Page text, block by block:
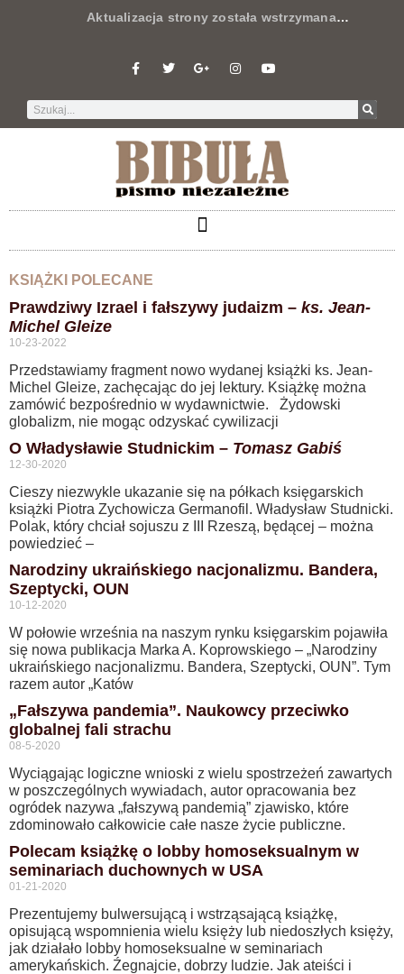
Aktualizacja strony została wstrzymana…
KSIĄŻKI POLECANE
Prawdziwy Izrael i fałszywy judaizm – ks. Jean-
Michel Gleize
10-23-2022
Przedstawiamy fragment nowo wydanej książki ks. Jean-
Michel Gleize, zachęcając do jej lektury. Książkę można
zamówić bezpośrednio w wydawnictwie. Żydowski
globalizm, nie mogąc odzyskać cywilizacji
O Władysławie Studnickim – Tomasz Gabiś
12-30-2020
Cieszy niezwykle ukazanie się na półkach księgarskich
książki Piotra Zychowicza Germanofil. Władysław Studnicki.
Polak, który chciał sojuszu z III Rzeszą, będącej – można
powiedzieć –
Narodziny ukraińskiego nacjonalizmu. Bandera,
Szeptycki, OUN
10-12-2020
W połowie września na naszym rynku księgarskim pojawiła
się nowa publikacja Marka A. Koprowskiego – „Narodziny
ukraińskiego nacjonalizmu. Bandera, Szeptycki, OUN”. Tym
razem autor „Katów
„Fałszywa pandemia”. Naukowcy przeciwko
globalnej fali strachu
08-5-2020
Wyciągając logiczne wnioski z wielu spostrzeżeń zawartych
w poszczególnych wywiadach, autor opracowania bez
ogródek nazywa „fałszywą pandemią” zjawisko, które
zdominowało całkowicie całe nasze życie publiczne.
Polecam książkę o lobby homoseksualnym w
seminariach duchownych w USA
01-21-2020
Prezentujemy bulwersującą i wstrząsającą książkę,
opisującą wspomnienia wielu księży lub niedoszłych księży,
jak działało lobby homoseksualne w seminariach
amerykańskich. Źegnajcie, dobrzy ludzie. Jak ateiści i